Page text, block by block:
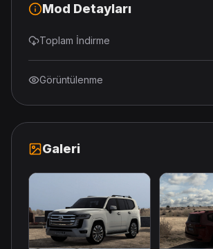
Mod Detayları
Toplam İndirme
Görüntülenme
Galeri